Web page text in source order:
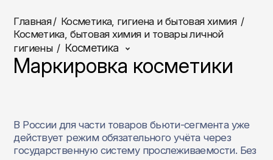
Главная/ Косметика, гигиена и бытовая химия /
Косметика, бытовая химия и товары личной
гигиены / Косметика
Маркировка косметики
В России для части товаров бьюти‑сегмента уже
действует режим обязательного учёта через
государственную систему прослеживаемости. Без